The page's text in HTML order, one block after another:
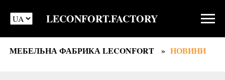
LECONFORT.FACTORY
МЕБЕЛЬНА ФАБРИКА LECONFORT НОВИНИ